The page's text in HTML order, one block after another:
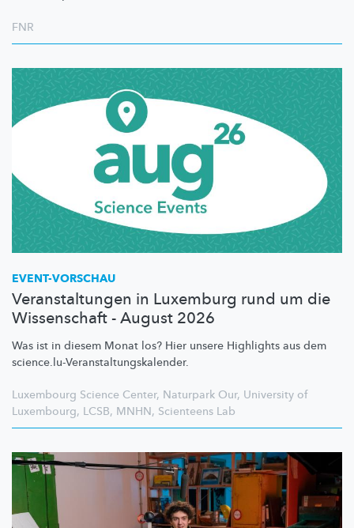
FNR
EVENT-VORSCHAU
Veranstaltungen in Luxemburg rund um die
Wissenschaft - August 2026
Was ist in diesem Monat los? Hier unsere Highlights aus dem
science.lu-Veranstaltungskalender.
Luxembourg Science Center, Naturpark Our, University of
Luxembourg, LCSB, MNHN, Scienteens Lab